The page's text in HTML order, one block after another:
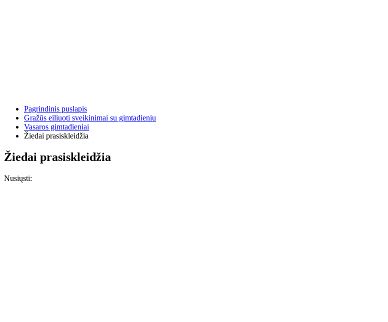
Pagrindinis puslapis
Gražūs eiliuoti sveikinimai su gimtadieniu
Vasaros gimtadieniai
Žiedai prasiskleidžia
Žiedai prasiskleidžia
Nusiųsti: